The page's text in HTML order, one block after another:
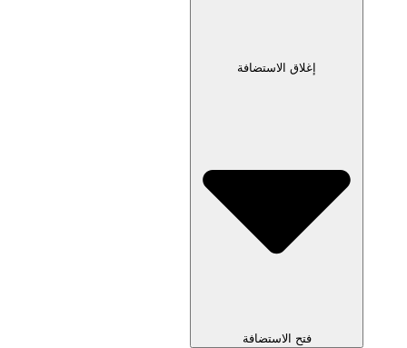
إغلاق الاستضافة
فتح الاستضافة